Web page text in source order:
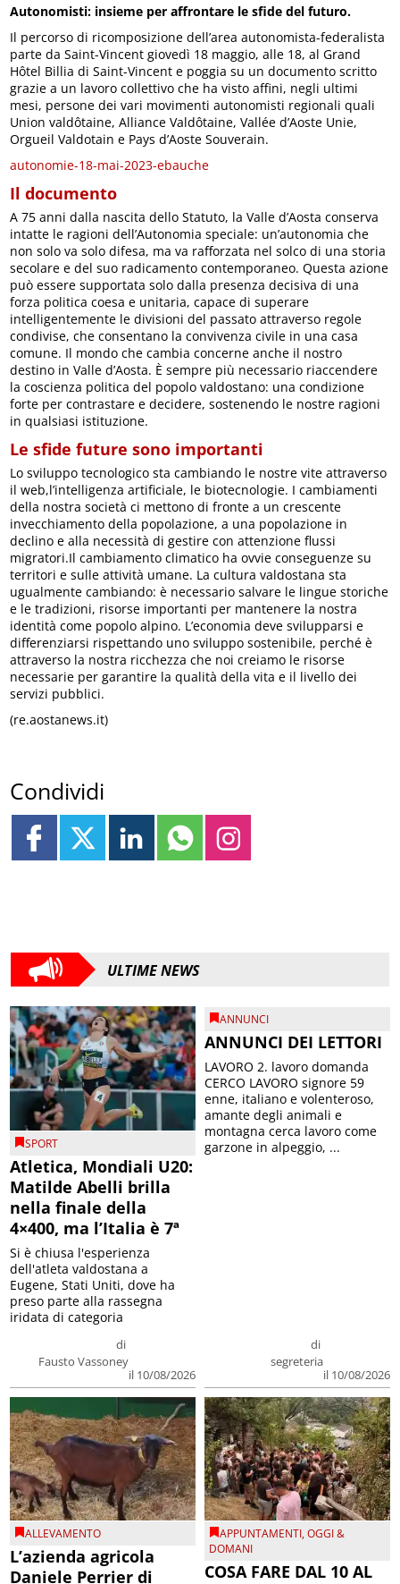
Autonomisti: insieme per affrontare le sfide del futuro.
Il percorso di ricomposizione dell’area autonomista-federalista
parte da Saint-Vincent giovedì 18 maggio, alle 18, al Grand
Hôtel Billia di Saint-Vincent e poggia su un documento scritto
grazie a un lavoro collettivo che ha visto affini, negli ultimi
mesi, persone dei vari movimenti autonomisti regionali quali
Union valdôtaine, Alliance Valdôtaine, Vallée d’Aoste Unie,
Orgueil Valdotain e Pays d’Aoste Souverain.
autonomie-18-mai-2023-ebauche
Il documento
A 75 anni dalla nascita dello Statuto, la Valle d’Aosta conserva
intatte le ragioni dell’Autonomia speciale: un’autonomia che
non solo va solo difesa, ma va rafforzata nel solco di una storia
secolare e del suo radicamento contemporaneo. Questa azione
può essere supportata solo dalla presenza decisiva di una
forza politica coesa e unitaria, capace di superare
intelligentemente le divisioni del passato attraverso regole
condivise, che consentano la convivenza civile in una casa
comune. Il mondo che cambia concerne anche il nostro
destino in Valle d’Aosta. È sempre più necessario riaccendere
la coscienza politica del popolo valdostano: una condizione
forte per contrastare e decidere, sostenendo le nostre ragioni
in qualsiasi istituzione.
Le sfide future sono importanti
Lo sviluppo tecnologico sta cambiando le nostre vite attraverso
il web,l’intelligenza artificiale, le biotecnologie. I cambiamenti
della nostra società ci mettono di fronte a un crescente
invecchiamento della popolazione, a una popolazione in
declino e alla necessità di gestire con attenzione flussi
migratori.Il cambiamento climatico ha ovvie conseguenze su
territori e sulle attività umane. La cultura valdostana sta
ugualmente cambiando: è necessario salvare le lingue storiche
e le tradizioni, risorse importanti per mantenere la nostra
identità come popolo alpino. L’economia deve svilupparsi e
differenziarsi rispettando uno sviluppo sostenibile, perché è
attraverso la nostra ricchezza che noi creiamo le risorse
necessarie per garantire la qualità della vita e il livello dei
servizi pubblici.
(re.aostanews.it)
Condividi
ULTIME NEWS
SPORT
Atletica, Mondiali U20:
Matilde Abelli brilla
nella finale della
4×400, ma l’Italia è 7ª
di
Fausto Vassoney
il 10/08/2026
Si è chiusa l'esperienza
dell'atleta valdostana a
Eugene, Stati Uniti, dove ha
preso parte alla rassegna
iridata di categoria
ANNUNCI
ANNUNCI DEI LETTORI
di
segreteria
il 10/08/2026
LAVORO 2. lavoro domanda
CERCO LAVORO signore 59
enne, italiano e volenteroso,
amante degli animali e
montagna cerca lavoro come
garzone in alpeggio, ...
ALLEVAMENTO
L’azienda agricola
Daniele Perrier di
APPUNTAMENTI,OGGI &
DOMANI
COSA FARE DAL 10 AL